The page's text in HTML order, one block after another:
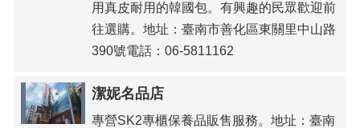
用真皮耐用的韓國包。有興趣的民眾歡迎前
往選購。地址：臺南市善化區東關里中山路
390號電話：06-5811162
潔妮名品店
專營SK2專櫃保養品販售服務。地址：臺南